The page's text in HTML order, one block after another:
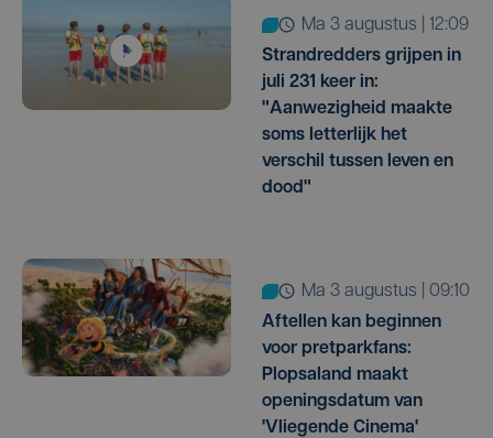
ma 3 augustus | 12:09
Strandredders grijpen in
juli 231 keer in:
"Aanwezigheid maakte
soms letterlijk het
verschil tussen leven en
dood"
ma 3 augustus | 09:10
Aftellen kan beginnen
voor pretparkfans:
Plopsaland maakt
openingsdatum van
'Vliegende Cinema'